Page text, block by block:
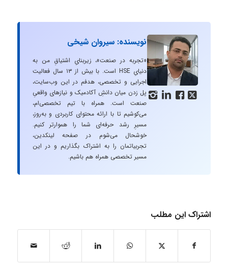
   
نویسنده: سیروان شیخی
«تجربه در صنعت»، زیربنایِ اشتیاقِ من به
دنیایِ HSE است. با بیش از ۱۳ سال فعالیت
اجرایی و تخصصی، هدفم در این وب‌سایت،
پل زدن میان دانشِ آکادمیک و نیازهای واقعیِ
صنعت است. همراه با تیم تخصصی‌ام،
می‌کوشیم تا با ارائه محتوای کاربردی و به‌روز،
مسیرِ رشد حرفه‌ای شما را هموارتر کنیم.
خوشحال می‌شوم در صفحه لینکدین،
تجربیاتمان را به اشتراک بگذاریم و در این
مسیر تخصصی همراه هم باشیم.
اشتراک این مطلب